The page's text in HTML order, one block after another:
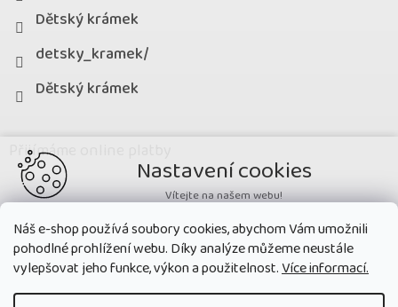
Náš e-shop používá soubory cookies, abychom Vám umožnili
pohodlné prohlížení webu. Díky analýze můžeme neustále
vylepšovat jeho funkce, výkon a použitelnost.Více informací.
Dětský krámek
detsky_kramek/
Dětský krámek
Přijímáme online platby
Nastavení cookies
Vítejte na našem webu!
Potřebujeme nastavit cookies a související technologie, aby
zobrazovaný obsah odpovídal vašim potřebám a vy na webu nalezli
přesně to, co potřebujete. Soubory cookies používané na našem webu
nikdy neslouží ke zjišťování totožnosti uživatelů stránek.